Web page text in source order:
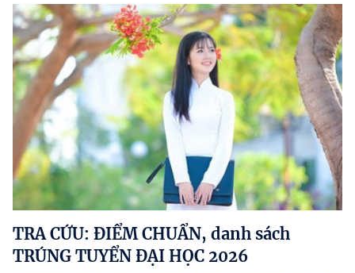
TRA CỨU: ĐIỂM CHUẨN, danh sách
TRÚNG TUYỂN ĐẠI HỌC 2026